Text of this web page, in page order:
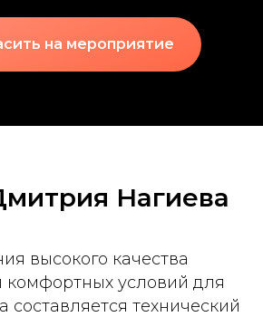
на мероприятие
Нагиева
высокого качества
комфортных условий для
составляется технический